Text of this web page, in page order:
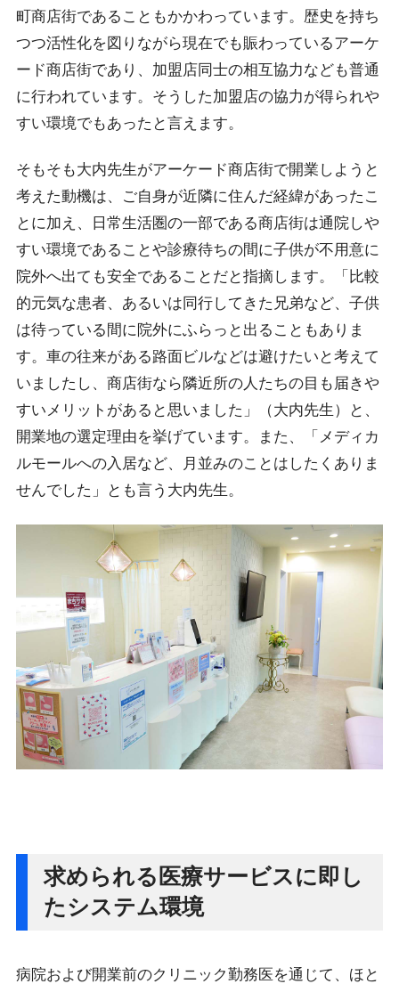
町商店街であることもかかわっています。歴史を持ち
つつ活性化を図りながら現在でも賑わっているアーケ
ード商店街であり、加盟店同士の相互協力なども普通
に行われています。そうした加盟店の協力が得られや
すい環境でもあったと言えます。
そもそも大内先生がアーケード商店街で開業しようと
考えた動機は、ご自身が近隣に住んだ経緯があったこ
とに加え、日常生活圏の一部である商店街は通院しや
すい環境であることや診療待ちの間に子供が不用意に
院外へ出ても安全であることだと指摘します。「比較
的元気な患者、あるいは同行してきた兄弟など、子供
は待っている間に院外にふらっと出ることもありま
す。車の往来がある路面ビルなどは避けたいと考えて
いましたし、商店街なら隣近所の人たちの目も届きや
すいメリットがあると思いました」（大内先生）と、
開業地の選定理由を挙げています。また、「メディカ
ルモールへの入居など、月並みのことはしたくありま
せんでした」とも言う大内先生。
求められる医療サービスに即し
たシステム環境
病院および開業前のクリニック勤務医を通じて、ほと